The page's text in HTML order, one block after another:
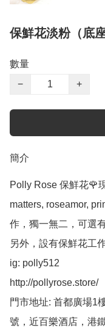
保鮮花淡粉（底
數量
−
+
簡介
Polly Rose 保鮮花🌹
matters, roseamor,
作，獨一無二，可選
另外，設有保鮮花工
ig: polly512
http://pollyrose.store/
門市地址: 首都廣場1
號，近百樂酒店，港